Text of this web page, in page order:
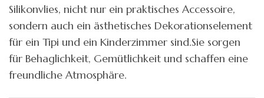
Silikonvlies, nicht nur ein praktisches Accessoire,
sondern auch ein ästhetisches Dekorationselement
für ein Tipi und ein Kinderzimmer sind.Sie sorgen
für Behaglichkeit, Gemütlichkeit und schaffen eine
freundliche Atmosphäre.